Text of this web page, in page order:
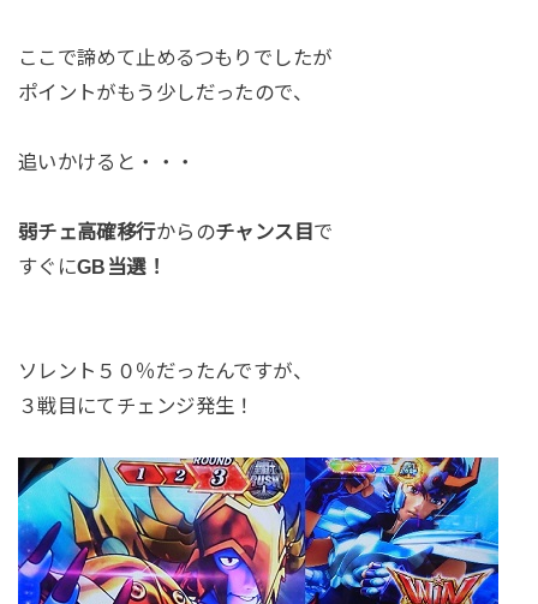
ここで諦めて止めるつもりでしたが
ポイントがもう少しだったので、
追いかけると・・・
弱チェ高確移行からのチャンス目 で
すぐにGB当選！
ソレント５０％だったんですが、
３戦目にてチェンジ発生！